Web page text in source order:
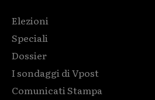
Elezioni
Speciali
Dossier
I sondaggi di Vpost
Comunicati Stampa